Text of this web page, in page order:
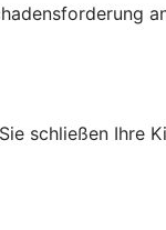
schließen Ihre